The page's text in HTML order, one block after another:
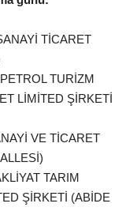
TİCARET
TURİZM
LİMİTED ŞİRKETİ
VE TİCARET
TARIM
ŞİRKETİ (ABİDE